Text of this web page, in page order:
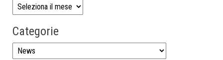
Categorie